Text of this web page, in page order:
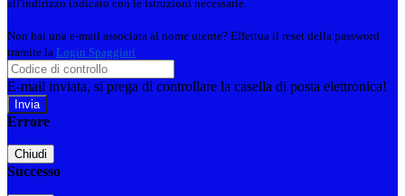
all'indirizzo indicato con le istruzioni necessarie.
Non hai una e-mail associata al nome utente? Effettua il reset della password
tramite la Login Spaggiari
E-mail inviata, si prega di controllare la casella di posta elettronica!
Errore
Chiudi
Successo